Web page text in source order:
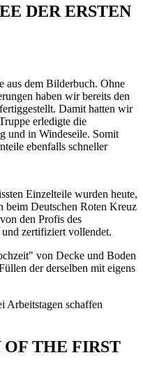
DER ERSTEN
aus dem Bilderbuch. Ohne
haben wir bereits den
Damit hatten wir
erledigte die
und in Windeseile. Somit
ebenfalls schneller
Einzelteile wurden heute,
beim Deutschen Roten Kreuz
den Profis des
und zertifiziert vollendet.
von Decke und Boden
der derselben mit eigens
Arbeitstagen schaffen
OF THE FIRST